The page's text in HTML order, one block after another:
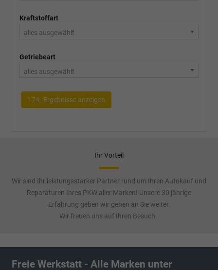
Kraftstoffart
alles ausgewählt
Getriebeart
alles ausgewählt
174 Ergebnisse anzeigen
Ihr Vorteil
Wir sind Ihr leistungsstarker Partner rund um Ihren Autokauf und
Reparaturen Ihres PKW aller Marken! Unsere 30 jährige
Erfahrung geben wir gehen an Sie weiter.
Wir freuen uns auf Ihren Besuch.
Freie Werkstatt - Alle Marken unter